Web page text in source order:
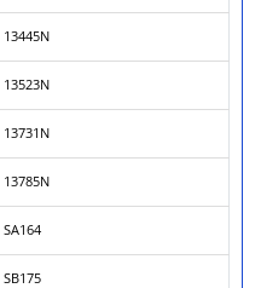
13445N
13523N
13731N
13785N
SA164
SB175